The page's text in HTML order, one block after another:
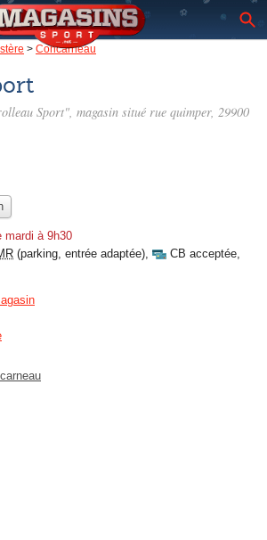
> Concarneau
Sport", magasin situé rue quimper, 29900
mardi à 9h30
(parking, entrée adaptée), CB acceptée,